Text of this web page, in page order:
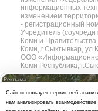
информационных
изменением
- регистрационный
Учредитель
Коми и
Коми, г.Сыктывкар,
ООО
Коми Республика,
Разработка сайта —
Cайт использует сервис веб-
нам анализировать